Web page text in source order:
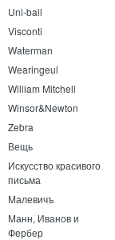
Uni-ball
Visconti
Waterman
Wearingeul
William Mitchell
Winsor&Newton
Zebra
Вещь
Искусство красивого
письма
Малевичъ
Манн, Иванов и
Фербер